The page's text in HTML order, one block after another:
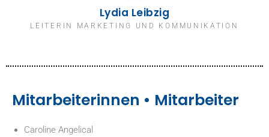
Lydia Leibzig
LEITERIN MARKETING UND KOMMUNIKATION
Mitarbeiterinnen • Mitarbeiter
Caroline Angelical